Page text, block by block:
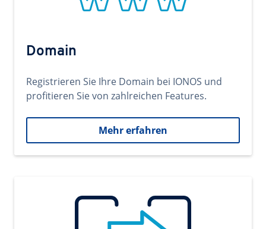
Domain
Registrieren Sie Ihre Domain bei IONOS und
profitieren Sie von zahlreichen Features.
Mehr erfahren